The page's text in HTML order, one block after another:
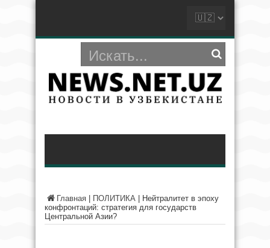
Главная ПОЛИТИКА
Нейтралитет в эпоху
конфронтаций: стратегия для государств
Центральной Азии?